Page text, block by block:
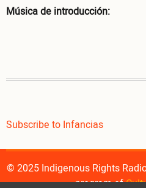
Música de introducción:
Subscribe to Infancias
© 2025 Indigenous Rights
program of